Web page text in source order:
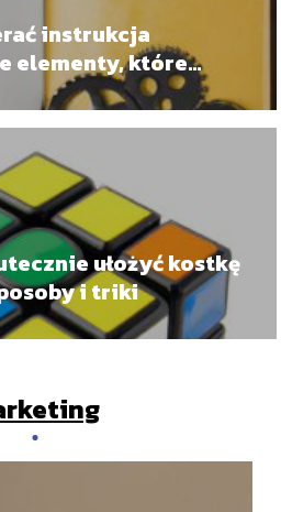
instrukcja
elementy, które
ułożyć kostkę
i triki